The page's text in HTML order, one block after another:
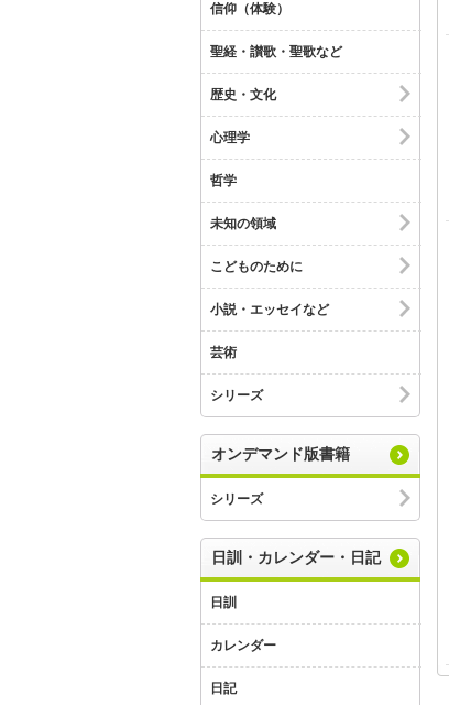
信仰（体験）
聖経・讃歌・聖歌など
歴史・文化
心理学
哲学
未知の領域
こどものために
小説・エッセイなど
芸術
シリーズ
オンデマンド版書籍
シリーズ
日訓・カレンダー・日記
日訓
カレンダー
日記